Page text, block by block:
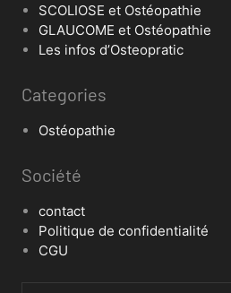
SCOLIOSE et Ostéopathie
GLAUCOME et Ostéopathie
Les infos d’Osteopratic
Categories
Ostéopathie
Société
contact
Politique de confidentialité
CGU